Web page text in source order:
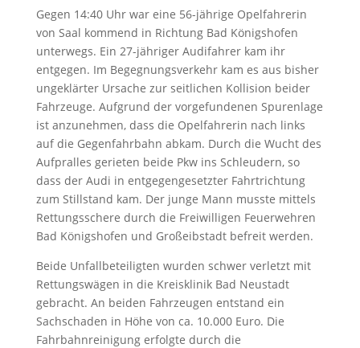
Gegen 14:40 Uhr war eine 56-jährige Opelfahrerin
von Saal kommend in Richtung Bad Königshofen
unterwegs. Ein 27-jähriger Audifahrer kam ihr
entgegen. Im Begegnungsverkehr kam es aus bisher
ungeklärter Ursache zur seitlichen Kollision beider
Fahrzeuge. Aufgrund der vorgefundenen Spurenlage
ist anzunehmen, dass die Opelfahrerin nach links
auf die Gegenfahrbahn abkam. Durch die Wucht des
Aufpralles gerieten beide Pkw ins Schleudern, so
dass der Audi in entgegengesetzter Fahrtrichtung
zum Stillstand kam. Der junge Mann musste mittels
Rettungsschere durch die Freiwilligen Feuerwehren
Bad Königshofen und Großeibstadt befreit werden.
Beide Unfallbeteiligten wurden schwer verletzt mit
Rettungswägen in die Kreisklinik Bad Neustadt
gebracht. An beiden Fahrzeugen entstand ein
Sachschaden in Höhe von ca. 10.000 Euro. Die
Fahrbahnreinigung erfolgte durch die